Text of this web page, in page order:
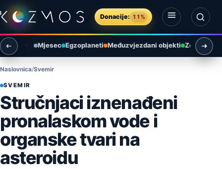
Preskoči na sadržaj
Donacije: 11%
Otvori izbornik
Otvori pretragu
Mjesec Egzoplaneti Međuzvjezdani objekti Zemlja i
Naslovnica Svemir
SVEMIR
Stručnjaci iznenađeni
pronalaskom vode i
organske tvari na
asteroidu